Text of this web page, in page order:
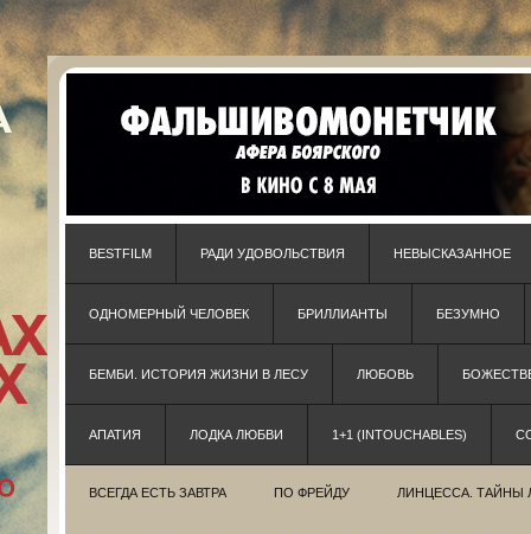
BESTFILM РАДИ УДОВОЛЬСТВИЯ НЕВЫСКАЗАННОЕ
ОДНОМЕРНЫЙ ЧЕЛОВЕК БРИЛЛИАНТЫ БЕЗУМНО
БЕМБИ. ИСТОРИЯ ЖИЗНИ В ЛЕСУ ЛЮБОВЬ
АПАТИЯ ЛОДКА ЛЮБВИ 1+1 (INTOUCHABLES)
ВСЕГДА ЕСТЬ ЗАВТРА ПО ФРЕЙДУ ЛИНЦЕССА. ТАЙНЫ